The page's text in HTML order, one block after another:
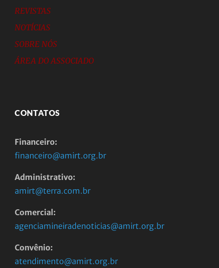
REVISTAS
NOTÍCIAS
SOBRE NÓS
ÁREA DO ASSOCIADO
CONTATOS
Financeiro:
financeiro@amirt.org.br
Administrativo:
amirt@terra.com.br
Comercial:
agenciamineiradenoticias@amirt.org.br
Convênio:
atendimento@amirt.org.br